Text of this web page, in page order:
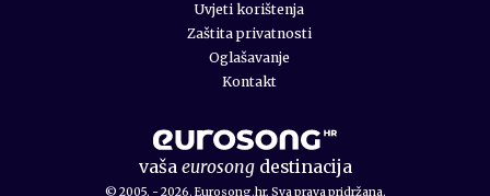
vaša eurosongdestinacija
© 2005. - 2026. Eurosong.hr. Sva prava pridržana.
Uvjeti korištenja
Zaštita privatnosti
Oglašavanje
Kontakt